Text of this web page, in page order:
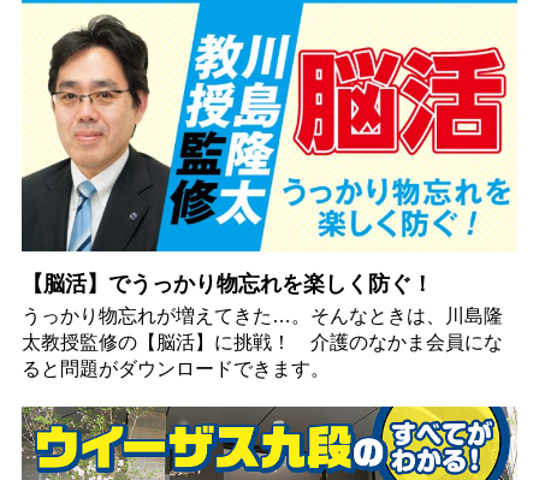
【脳活】でうっかり物忘れを楽しく防ぐ！
うっかり物忘れが増えてきた…。そんなときは、川島隆
太教授監修の【脳活】に挑戦！ 介護のなかま会員にな
ると問題がダウンロードできます。